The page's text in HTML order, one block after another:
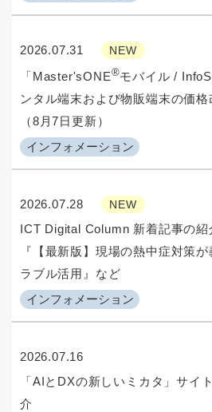
2026.07.31 NEW
インフォメーション
「Master'sONE®モバイル /
ンタル端末および物販端末の価
（8月7日更新）
2026.07.28 NEW
インフォメーション
ICT Digital Column 新着記事の紹
『【最新版】現場の熱中症対策
ラブル活用』など
2026.07.16
「AIとDXの新しいミカタ」サイ
介